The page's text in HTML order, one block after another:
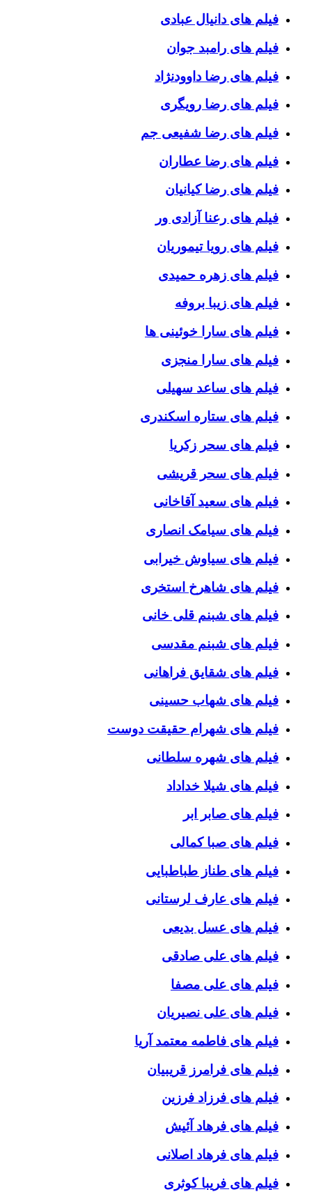
فیلم های دانیال عبادی
فیلم های رامبد جوان
فیلم های رضا داوودنژاد
فیلم های رضا رویگری
فیلم های رضا شفیعی جم
فیلم های رضا عطاران
فیلم های رضا کیانیان
فیلم های رعنا آزادی ور
فیلم های رویا تیموریان
فیلم های زهره حمیدی
فیلم های زیبا بروفه
فیلم های سارا خوئینی ها
فیلم های سارا منجزی
فیلم های ساعد سهیلی
فیلم های ستاره اسکندری
فیلم های سحر زکریا
فیلم های سحر قریشی
فیلم های سعید آقاخانی
فیلم های سیامک انصاری
فیلم های سیاوش خیرابی
فیلم های شاهرخ استخری
فیلم های شبنم قلی خانی
فیلم های شبنم مقدسی
فیلم های شقایق فراهانی
فیلم های شهاب حسینی
فیلم های شهرام حقیقت دوست
فیلم های شهره سلطانی
فیلم های شیلا خداداد
فیلم های صابر ابر
فیلم های صبا کمالی
فیلم های طناز طباطبایی
فیلم های عارف لرستانی
فیلم های عسل بدیعی
فیلم های علی صادقی
فیلم های علی مصفا
فیلم های علی نصیریان
فیلم های فاطمه معتمد آریا
فیلم های فرامرز قریبیان
فیلم های فرزاد فرزین
فیلم های فرهاد آئیش
فیلم های فرهاد اصلانی
فیلم های فریبا کوثری